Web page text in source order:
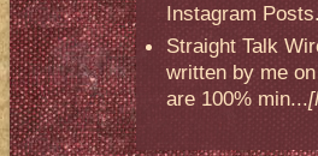
Instagram
Straight Talk
written by me
are 100% min...